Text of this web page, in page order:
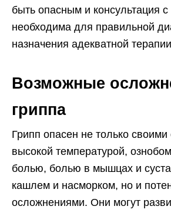
быть опасным и консультация
необходима для правильной
назначения адекватной
Возможные
гриппа
Грипп опасен не только
высокой температурой,
болью, болью в мышцах и
кашлем и насморком, но и
осложнениями. Они могут